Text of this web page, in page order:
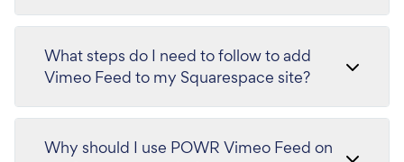
What steps do I need to follow to add
Vimeo Feed to my Squarespace site?
Why should I use POWR Vimeo Feed on